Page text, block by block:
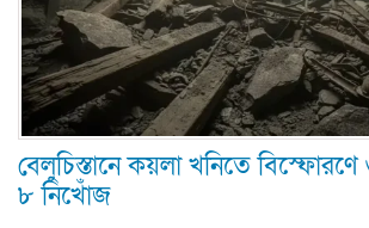
বেলুচিস্তানে কয়লা খনিতে
৮ নিখোঁজ